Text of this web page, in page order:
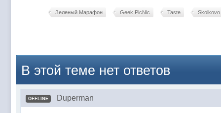
Зеленый Марафон Geek PicNic Taste Skolkovo
В этой теме нет ответов
OFFLINE Duperman